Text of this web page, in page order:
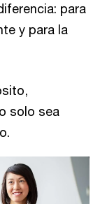
para
y para la
solo sea